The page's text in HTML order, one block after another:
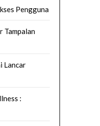
Pengguna
Tampalan
Lancar
: